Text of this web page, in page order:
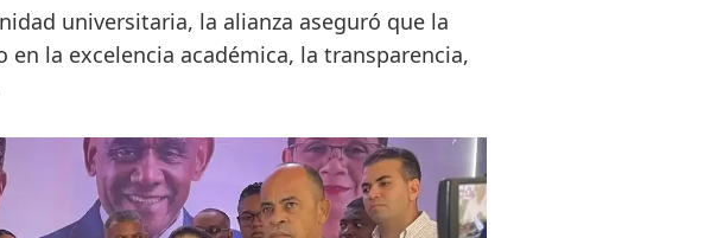
universitaria, la alianza aseguró que la
la excelencia académica, la transparencia,